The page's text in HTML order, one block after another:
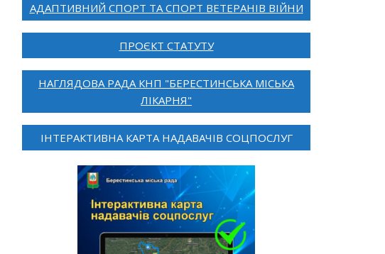
АДАПТИВНИЙ СПОРТ ТА СПОРТ ВЕТЕРАНІВ ВІЙНИ
ПРОЄКТ СТАТУТУ
НАГЛЯДОВА РАДА КНП "БЕРЕСТИНСЬКА МІСЬКА
ЛІКАРНЯ"
ІНТЕРАКТИВНА КАРТА НАДАВАЧІВ СОЦПОСЛУГ